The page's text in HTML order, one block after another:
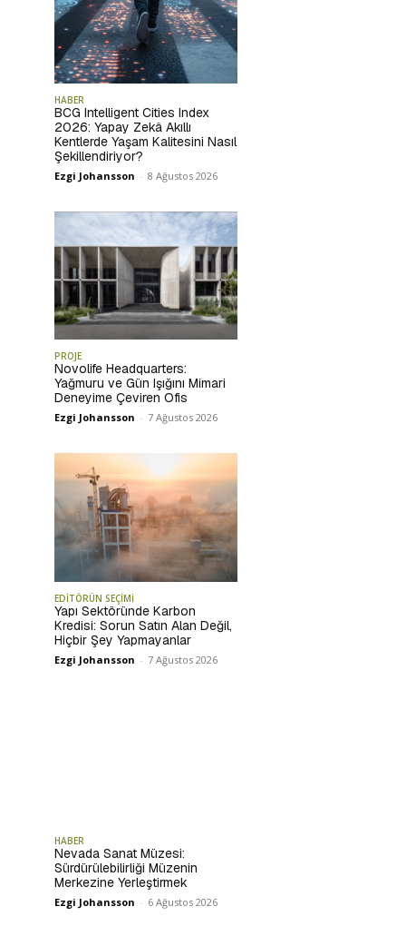
HABER
BCG Intelligent Cities Index
2026: Yapay Zekâ Akıllı
Kentlerde Yaşam Kalitesini Nasıl
Şekillendiriyor?
Ezgi Johansson - 8 Ağustos 2026
PROJE
Novolife Headquarters:
Yağmuru ve Gün Işığını Mimari
Deneyime Çeviren Ofis
Ezgi Johansson - 7 Ağustos 2026
EDİTÖRÜN SEÇİMİ
Yapı Sektöründe Karbon
Kredisi: Sorun Satın Alan Değil,
Hiçbir Şey Yapmayanlar
Ezgi Johansson - 7 Ağustos 2026
HABER
Nevada Sanat Müzesi:
Sürdürülebilirliği Müzenin
Merkezine Yerleştirmek
Ezgi Johansson - 6 Ağustos 2026